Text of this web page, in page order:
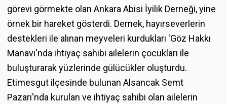
görevi görmekte olan Ankara Abisi İyilik Derneği, yine
örnek bir hareket gösterdi. Dernek, hayırseverlerin
destekleri ile alınan meyveleri kurdukları 'Göz Hakkı
Manavı'nda ihtiyaç sahibi ailelerin çocukları ile
buluşturarak yüzlerinde gülücükler oluşturdu.
Etimesgut ilçesinde bulunan Alsancak Semt
Pazarı'nda kurulan ve ihtiyaç sahibi olan ailelerin